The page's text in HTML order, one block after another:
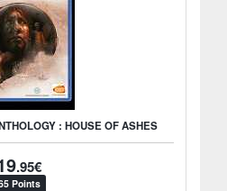
: HOUSE OF ASHES
.95€
Points